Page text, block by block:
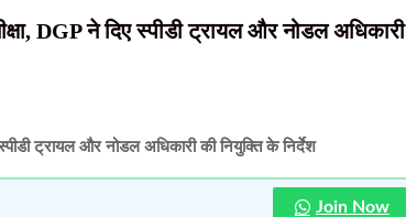
DGP ने दिए स्पीडी ट्रायल और नोडल अधिकारी
ट्रायल और नोडल अधिकारी की नियुक्ति के निर्देश
Join Now